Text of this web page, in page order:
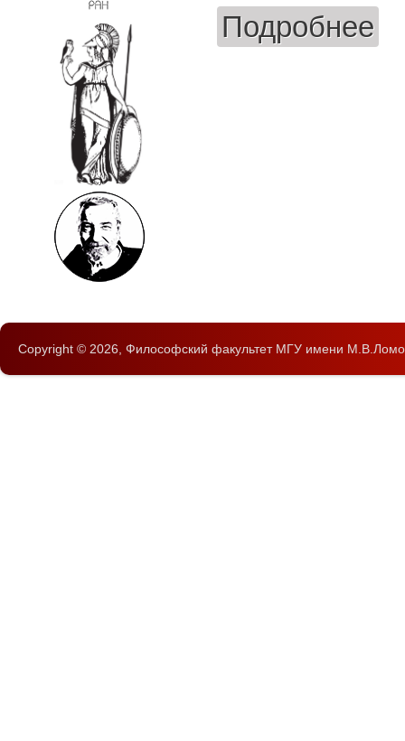
Подробнее
Copyright © 2026, Философский факультет МГУ имени